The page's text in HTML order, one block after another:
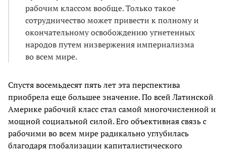
рабочим классом вообще. Только такое
сотрудничество может привести к полному и
окончательному освобождению угнетенных
народов путем низвержения империализма
во всем мире.
Спустя восемьдесят пять лет эта перспектива
приобрела еще большее значение. По всей Латинской
Америке рабочий класс стал самой многочисленной и
мощной социальной силой. Его объективная связь с
рабочими во всем мире радикально углубилась
благодаря глобализации капиталистического